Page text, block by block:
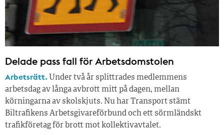
Delade pass fall för Arbetsdomstolen
Arbetsrätt. Under två år splittrades medlemmens
arbetsdag av långa avbrott mitt på dagen, mellan
körningarna av skolskjuts. Nu har Transport stämt
Biltrafikens Arbetsgivareförbund och ett sörmländskt
trafikföretag för brott mot kollektivavtalet.